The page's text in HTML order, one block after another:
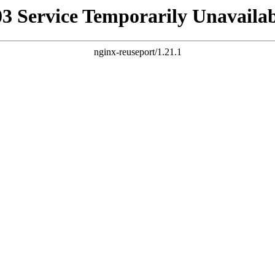
Service Temporarily
nginx-reuseport/1.21.1